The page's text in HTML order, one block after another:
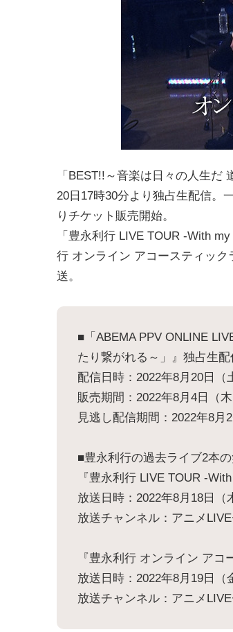
「BEST!!～音楽は日々の人生だ
20日17時30分より独占生配信。
りチケット販売開始。
「豊永利行 LIVE TOUR -With
行 オンライン アコースティック
送。
■「ABEMA PPV ONLINE
たり繋がれる～」』独占生
配信日時：2022年8月20日（
販売期間：2022年8月4日（
見逃し配信期間：2022年8月
■豊永利行の過去ライブ2本の
『豊永利行 LIVE TOUR -
放送日時：2022年8月18日（
放送チャンネル：アニメ
『豊永利行 オンライン ア
放送日時：2022年8月19日（
放送チャンネル：アニメ